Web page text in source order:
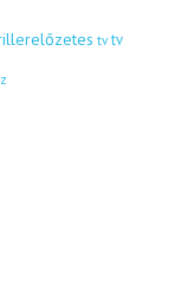
tv tv